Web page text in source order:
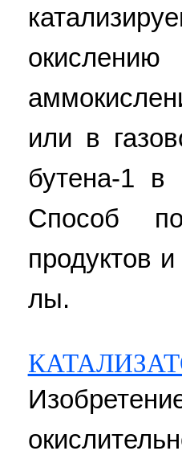
или в
бутена-1 в
Способ
продуктов
лы.